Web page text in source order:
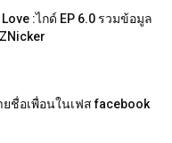
:ไกด์ EP 6.0 รวมข้อมูล
ชื่อเพื่อนในเฟส facebook